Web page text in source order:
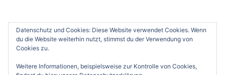
Datenschutz und Cookies: Diese Website verwendet Cookies. Wenn
du die Website weiterhin nutzt, stimmst du der Verwendung von
Cookies zu.
Weitere Informationen, beispielsweise zur Kontrolle von Cookies,